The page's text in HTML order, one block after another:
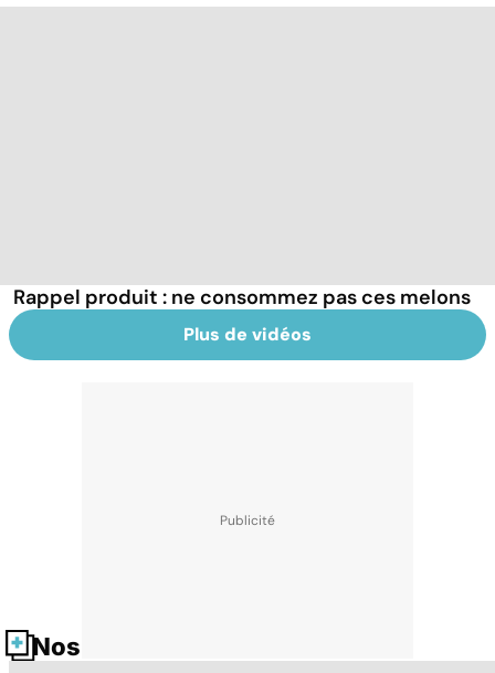
Rappel produit : ne consommez pas ces melons
Plus de vidéos
Nos fiches santé